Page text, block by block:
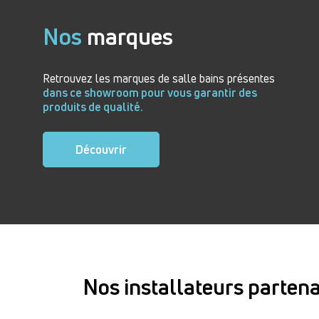
Nos marques
Retrouvez les marques de salle bains présentes
dans ce showroom pour vous garantir des
produits de qualité.
Découvrir
Nos installateurs